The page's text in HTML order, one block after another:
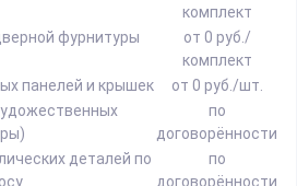
комплект
фурнитуры
от 0 руб./
комплект
панелей и крышек
от 0 руб./шт.
по
договорённости
деталей по
по
договорённости